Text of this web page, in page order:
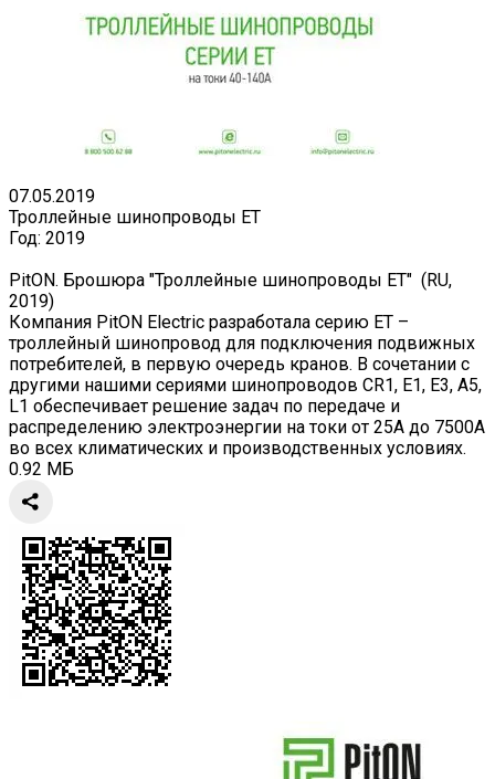
07.05.2019
Троллейные шинопроводы ET
Год: 2019
PitON. Брошюра "Троллейные шинопроводы ET" (RU,
2019)
Компания PitON Electric разработала серию ET –
троллейный шинопровод для подключения подвижных
потребителей, в первую очередь кранов. В сочетании с
другими нашими сериями шинопроводов СR1, Е1, Е3, А5,
L1 обеспечивает решение задач по передаче и
распределению электроэнергии на токи от 25А до 7500А
во всех климатических и производственных условиях.
0.92 МБ